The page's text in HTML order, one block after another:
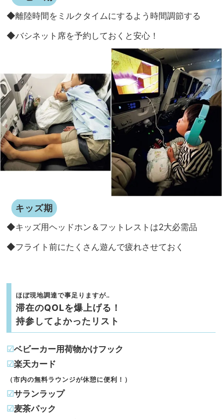
◆離陸時間をミルクタイムにするよう時間調節する
◆バシネット席を予約しておくと安心！
キッズ期
◆キッズ用ヘッドホン＆フットレストは2大必需品
◆フライト前にたくさん遊んで疲れさせておく
ほぼ現地調達で事足りますが‥
滞在のQOLを爆上げる！
持参してよかったリスト
☑︎ベビーカー用荷物かけフック
☑︎楽天カード
（市内の無料ラウンジが休憩に便利！）
☑︎サランラップ
☑︎麦茶パック